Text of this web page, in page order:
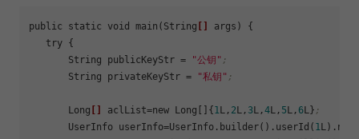
public static void main(String
args) {
   try {
       String
publicKeyStr = "公钥" ;
       String
privateKeyStr = "私钥" ;
       Long
aclList=new Long[]{ 1L, 2 L, 3L,4L, 5 L, 6L} ;
       UserInfo
userInfo=UserInfo.builder().userId( 1